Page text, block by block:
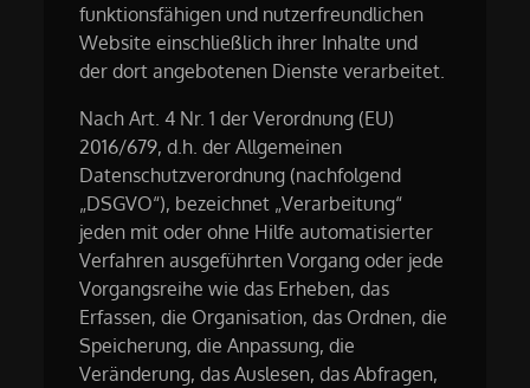
funktionsfähigen und nutzerfreundlichen
Website einschließlich ihrer Inhalte und
der dort angebotenen Dienste verarbeitet.
Nach Art. 4 Nr. 1 der Verordnung (EU)
2016/679, d.h. der Allgemeinen
Datenschutzverordnung (nachfolgend
„DSGVO“), bezeichnet „Verarbeitung“
jeden mit oder ohne Hilfe automatisierter
Verfahren ausgeführten Vorgang oder jede
Vorgangsreihe wie das Erheben, das
Erfassen, die Organisation, das Ordnen, die
Speicherung, die Anpassung, die
Veränderung, das Auslesen, das Abfragen,